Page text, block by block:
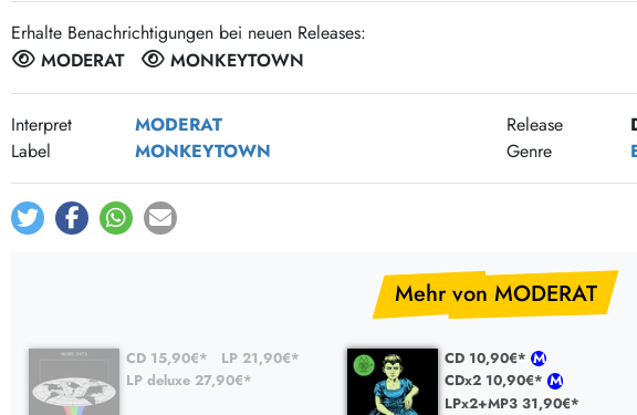
Erhalte Benachrichtigungen bei neuen Releases:
MODERAT
MONKEYTOWN
Interpret MODERAT Release
Label
MONKEYTOWN Genre
Mehr von MODERAT
CD 15,90€*
LP 21,90€*
LP deluxe 27,90€*
CD 10,90€*
CDx2 10,90€*
LPx2+MP3 31,90€*